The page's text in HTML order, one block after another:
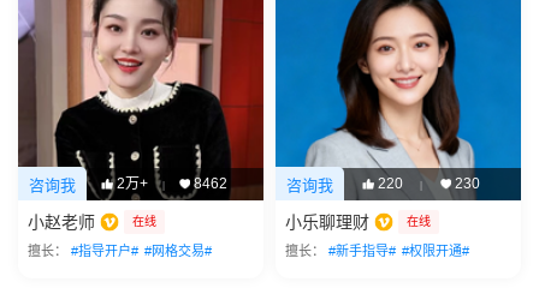
咨询我 2万+ | 8462
小赵老师 在线
擅长： #指导开户# #网格交易#
咨询我 220 | 230
小乐聊理财 在线
擅长： #新手指导# #权限开通#